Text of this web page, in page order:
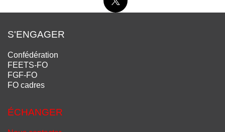
S'ENGAGER
Confédération
FEETS-FO
FGF-FO
FO cadres
ÉCHANGER